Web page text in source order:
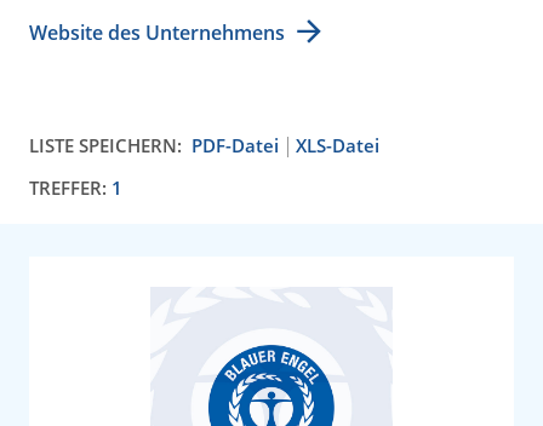
Website des Unternehmens
LISTE SPEICHERN: PDF-Datei
XLS-Datei
TREFFER: 1